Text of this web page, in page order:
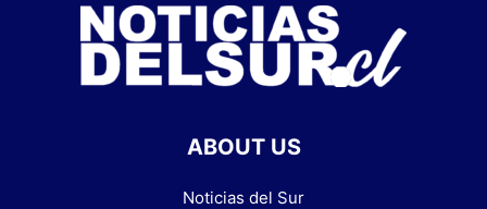
ABOUT US
Noticias del Sur